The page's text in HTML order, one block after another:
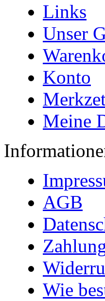
Links
Unser
Konto
Meine
AGB
Wie